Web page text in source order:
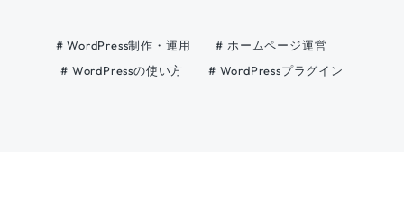
# WordPress制作・運用
# ホームページ運営
# WordPressの使い方
# WordPressプラグイン